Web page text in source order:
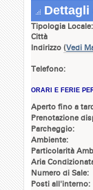
Tipologia Locale:
Città
Indirizzo (Vedi
Telefono:
ORARI E FERIE
Aperto fino a
Prenotazione
Parcheggio:
Ambiente:
Particolarità
Aria
Numero di Sale:
Posti all'interno: